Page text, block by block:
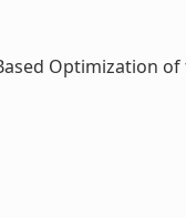
Optimization